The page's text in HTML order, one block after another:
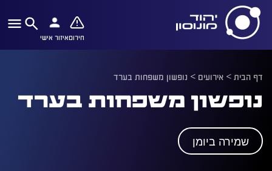
חירוםאיזור אישי
דף הבית> אירועים > נופשון משפחות בערד
נופשון משפחות בערד
שמירה ביומן